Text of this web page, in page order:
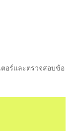
ตอร์และตรวจสอบข้อ